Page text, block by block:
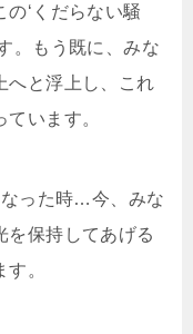
‘くだらない騒
。もう既に、みな
へと浮上し、これ
います。
なった時…今、みな
を保持してあげる
。